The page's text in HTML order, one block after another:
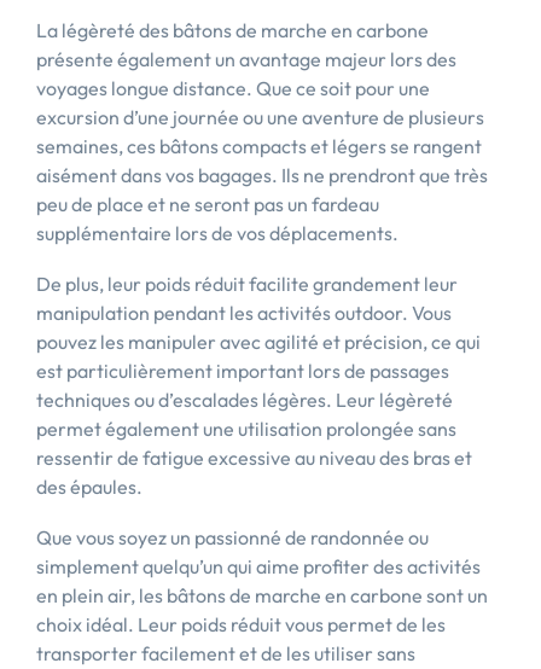
La légèreté des bâtons de marche en carbone
présente également un avantage majeur lors des
voyages longue distance. Que ce soit pour une
excursion d’une journée ou une aventure de plusieurs
semaines, ces bâtons compacts et légers se rangent
aisément dans vos bagages. Ils ne prendront que très
peu de place et ne seront pas un fardeau
supplémentaire lors de vos déplacements.
De plus, leur poids réduit facilite grandement leur
manipulation pendant les activités outdoor. Vous
pouvez les manipuler avec agilité et précision, ce qui
est particulièrement important lors de passages
techniques ou d’escalades légères. Leur légèreté
permet également une utilisation prolongée sans
ressentir de fatigue excessive au niveau des bras et
des épaules.
Que vous soyez un passionné de randonnée ou
simplement quelqu’un qui aime profiter des activités
en plein air, les bâtons de marche en carbone sont un
choix idéal. Leur poids réduit vous permet de les
transporter facilement et de les utiliser sans